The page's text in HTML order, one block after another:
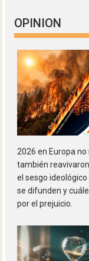
OPINION
2026 en Europa
también
el sesgo
se difunden y
por el prejuicio.